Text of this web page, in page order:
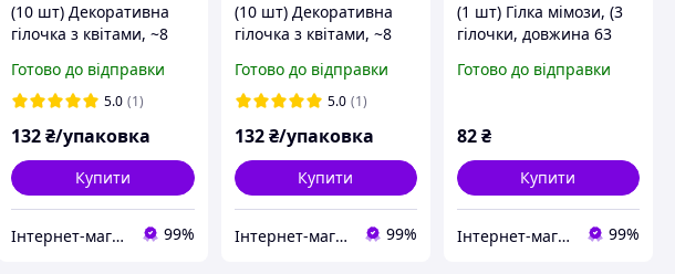
(10 шт) Декоративна
гілочка з квітами, ~8
Готово до відправки
5.0 (1)
132₴/упаковка
Купити
Інтернет-магазин "Хобі-плюс" 99%
(10 шт) Декоративна
гілочка з квітами, ~8
Готово до відправки
5.0 (1)
132 ₴/упаковка
Купити
Інтернет-магазин "Хобі-плюс" 99%
(1 шт) Гілка мімози, (3
гілочки, довжина 63
ЖОВТИЙ
Готово до відправки
82₴
Купити
Інтернет-магазин "Хобі-плюс" 99%